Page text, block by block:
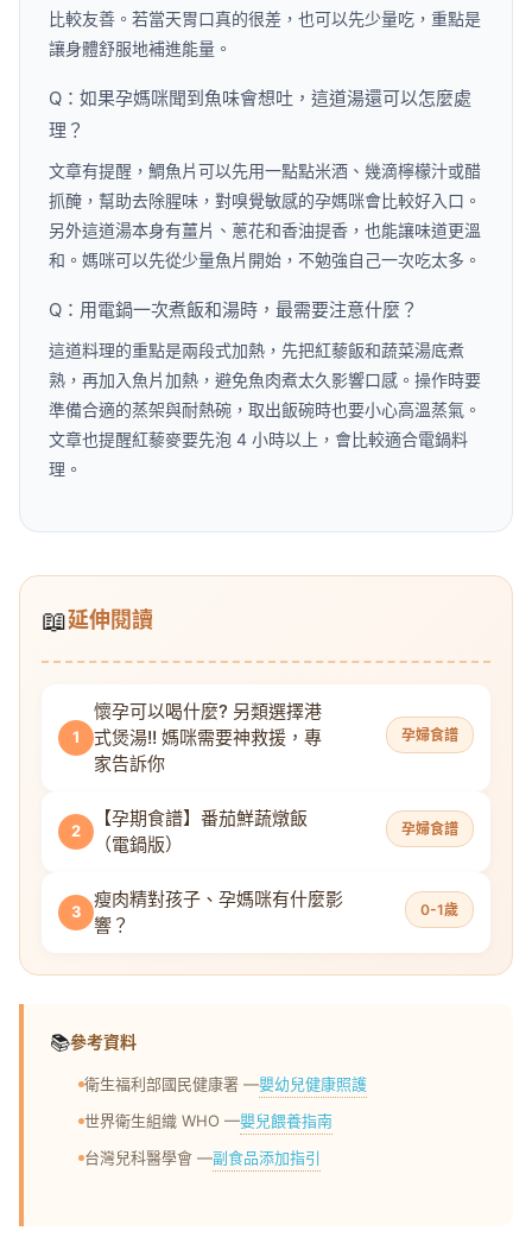
比較友善。若當天胃口真的很差，也可以先少量吃，重點是
讓身體舒服地補進能量。
Q：如果孕媽咪聞到魚味會想吐，這道湯還可以怎麼處
理？
文章有提醒，鯛魚片可以先用一點點米酒、幾滴檸檬汁或醋
抓醃，幫助去除腥味，對嗅覺敏感的孕媽咪會比較好入口。
另外這道湯本身有薑片、蔥花和香油提香，也能讓味道更溫
和。媽咪可以先從少量魚片開始，不勉強自己一次吃太多。
Q：用電鍋一次煮飯和湯時，最需要注意什麼？
這道料理的重點是兩段式加熱，先把紅藜飯和蔬菜湯底煮
熟，再加入魚片加熱，避免魚肉煮太久影響口感。操作時要
準備合適的蒸架與耐熱碗，取出飯碗時也要小心高溫蒸氣。
文章也提醒紅藜麥要先泡 4 小時以上，會比較適合電鍋料
理。
📖延伸閱讀
1
懷孕可以喝什麼? 另類選擇港
式煲湯!! 媽咪需要神救援，專
家告訴你
孕婦食譜
2
【孕期食譜】番茄鮮蔬燉飯
（電鍋版）
孕婦食譜
3
瘦肉精對孩子、孕媽咪有什麼影
響？
0-1歲
📚參考資料
衛生福利部國民健康署 —嬰幼兒健康照護
世界衛生組織 WHO —嬰兒餵養指南
台灣兒科醫學會 —副食品添加指引